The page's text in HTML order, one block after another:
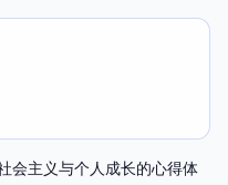
会主义与个人成长的心得体